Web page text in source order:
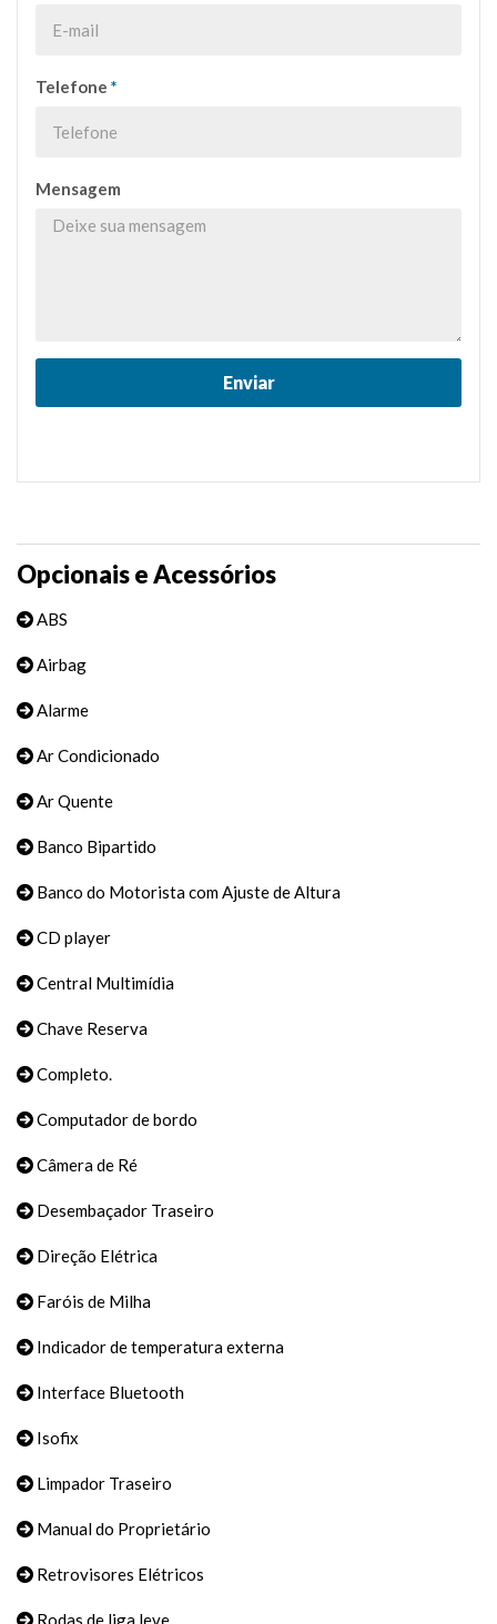
Telefone *
Mensagem
Opcionais e Acessórios
ABS
Airbag
Alarme
Ar Condicionado
Ar Quente
Banco Bipartido
Banco do Motorista com Ajuste de Altura
CD player
Central Multimídia
Chave Reserva
Completo.
Computador de bordo
Câmera de Ré
Desembaçador Traseiro
Direção Elétrica
Faróis de Milha
Indicador de temperatura externa
Interface Bluetooth
Isofix
Limpador Traseiro
Manual do Proprietário
Retrovisores Elétricos
Rodas de liga leve